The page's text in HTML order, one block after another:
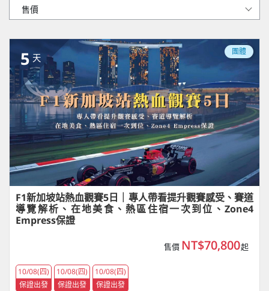
5 天
團體
F1新加坡站熱血觀賽5日｜專人帶看提升觀賽感受、賽道
導覽解析、在地美食、熱區住宿一次到位、Zone4
Empress保證
售價 NT$70,800起
10/08(四)
保證出發
10/08(四)
保證出發
10/08(四)
保證出發